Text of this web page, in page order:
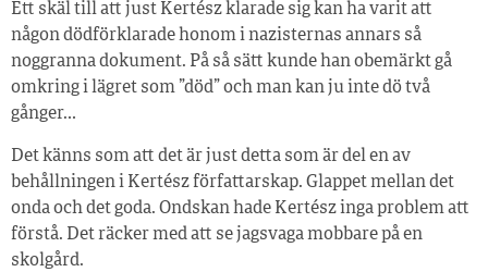
Ett skäl till att just Kertész klarade sig kan ha varit att
någon dödförklarade honom i nazisternas annars så
noggranna dokument. På så sätt kunde han obemärkt gå
omkring i lägret som ”död” och man kan ju inte dö två
gånger…
Det känns som att det är just detta som är del en av
behållningen i Kertész författarskap. Glappet mellan det
onda och det goda. Ondskan hade Kertész inga problem att
förstå. Det räcker med att se jagsvaga mobbare på en
skolgård.